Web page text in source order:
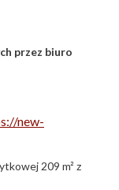
przez biuro
new-
209 m² z